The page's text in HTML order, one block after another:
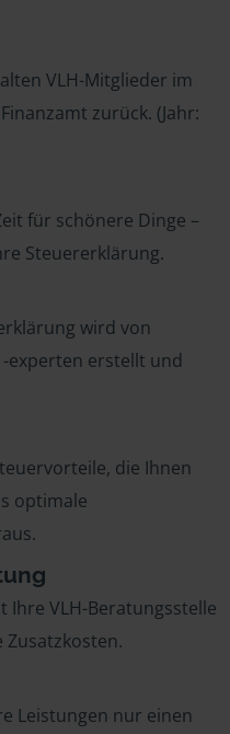
VLH-Mitglieder im
zurück. (Jahr:
für schönere Dinge –
Steuererklärung.
wird von
experten erstellt und
die Ihnen
optimale
Ihre VLH-Beratungsstelle
Zusatzkosten.
Leistungen nur einen